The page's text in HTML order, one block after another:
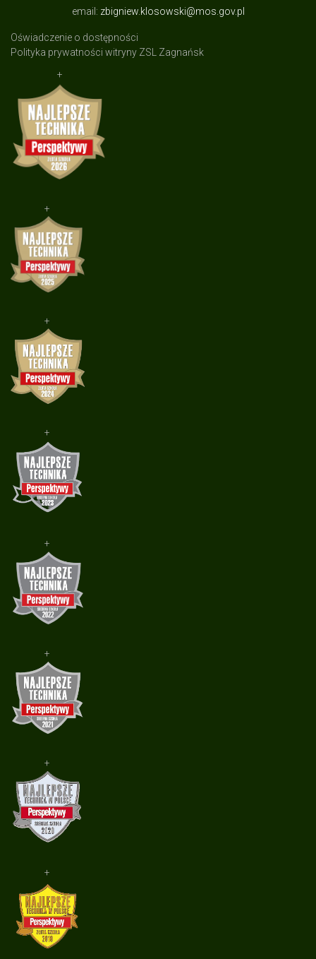
email: zbigniew.klosowski@mos.gov.pl
Oświadczenie o dostępności
Polityka prywatności witryny ZSL Zagnańsk
+
+
+
+
+
+
+
+